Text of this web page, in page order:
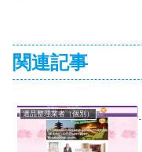
関連記事
遺品整理業者（個別）